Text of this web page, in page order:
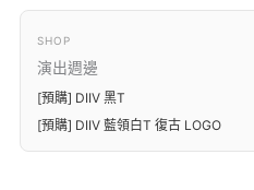
SHOP
演出週邊
[預購] DIIV 黑T
[預購] DIIV 藍領白T 復古 LOGO